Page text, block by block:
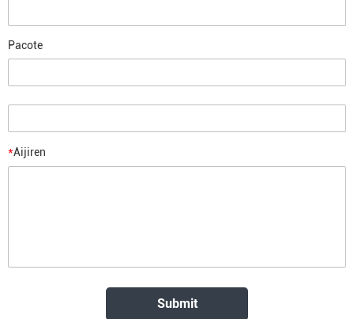
Pacote
*Aijiren